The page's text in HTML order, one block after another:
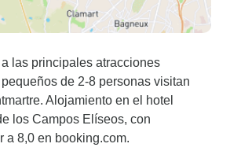
las principales atracciones
de 2-8 personas visitan
Alojamiento en el hotel
los Campos Elíseos, con
a 8,0 en booking.com.